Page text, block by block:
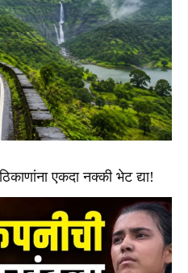
एकदा नक्की भेट द्या!